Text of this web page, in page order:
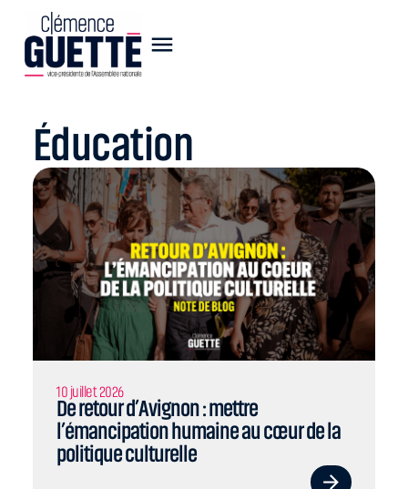
Éducation
10 juillet 2026
De retour d’Avignon : mettre
l’émancipation humaine au cœur de la
politique culturelle